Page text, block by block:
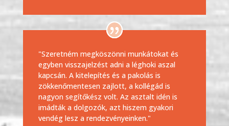
"Szeretném megköszönni munkátokat és
egyben visszajelzést adni a léghoki aszal
kapcsán. A kitelepítés és a pakolás is
zökkenőmentesen zajlott, a kollégád is
nagyon segítőkész volt. Az asztalt idén is
imádták a dolgozók, azt hiszem gyakori
vendég lesz a rendezvényeinken."